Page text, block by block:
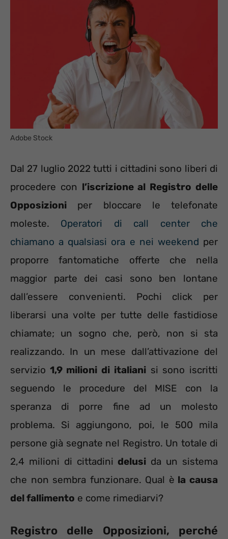
Adobe Stock
Dal 27 luglio 2022 tutti i cittadini sono liberi di
procedere con l’iscrizione al Registro delle
Opposizioni per bloccare le telefonate
moleste. Operatori di call center che
chiamano a qualsiasi ora e nei weekend per
proporre fantomatiche offerte che nella
maggior parte dei casi sono ben lontane
dall’essere convenienti. Pochi click per
liberarsi una volte per tutte delle fastidiose
chiamate; un sogno che, però, non si sta
realizzando. In un mese dall’attivazione del
servizio 1,9 milioni di italianisi sono iscritti
seguendo le procedure del MISE con la
speranza di porre fine ad un molesto
problema. Si aggiungono, poi, le 500 mila
persone già segnate nel Registro. Un totale di
2,4 milioni di cittadini delusi da un sistema
che non sembra funzionare. Qual è la causa
del fallimento e come rimediarvi?
Registro delle Opposizioni, perché